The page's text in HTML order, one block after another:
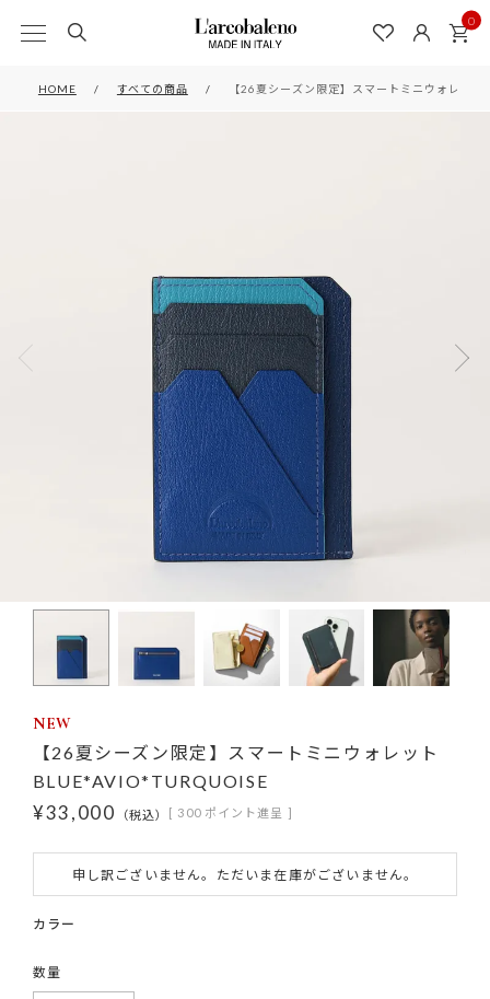
0
HOME すべての商品 【26夏シーズン限定】スマートミニウォレッ
NEW
【26夏シーズン限定】スマートミニウォレット
BLUE*AVIO*TURQUOISE
¥33,000 税込 [ 300 ポイント進呈 ]
申し訳ございません。ただいま在庫がございません。